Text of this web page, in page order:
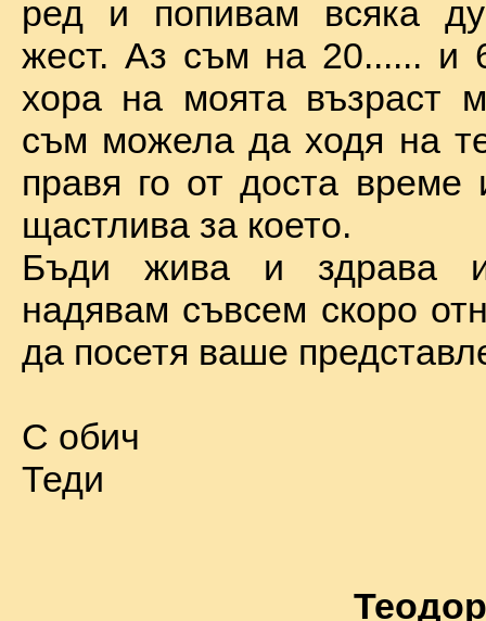
ред и попивам всяка
жест. Аз съм на 20...... и
хора на моята възраст
съм можела да ходя на
правя го от доста време
щастлива за което.
Бъди жива и здрава
надявам съвсем скоро
да посетя ваше
С обич
Теди